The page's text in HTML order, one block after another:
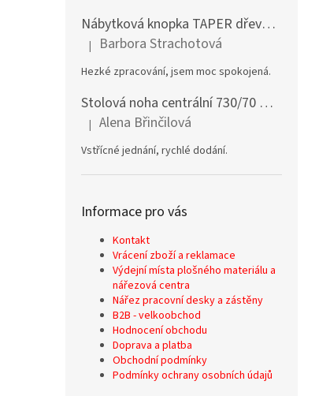
Nábytková knopka TAPER dřevěná dub lakovaný
Hodnocení produktu je 5 z 5 hvězdiček.
| Barbora Strachotová
Hezké zpracování, jsem moc spokojená.
Stolová noha centrální 730/70 mm stříbrná
Hodnocení produktu je 5 z 5 hvězdiček.
| Alena Břinčilová
Vstřícné jednání, rychlé dodání.
Informace pro vás
Kontakt
Vrácení zboží a reklamace
Výdejní místa plošného materiálu a
nářezová centra
Nářez pracovní desky a zástěny
B2B - velkoobchod
Hodnocení obchodu
Doprava a platba
Obchodní podmínky
Podmínky ochrany osobních údajů